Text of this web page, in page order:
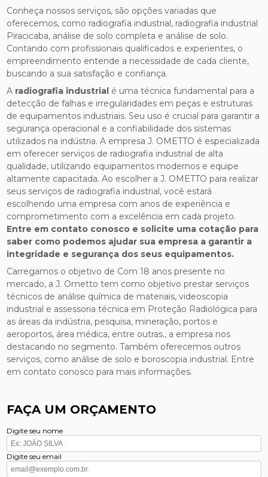
Conheça nossos serviços, são opções variadas que
oferecemos, como radiografia industrial, radiografia industrial
Piracicaba, análise de solo completa e análise de solo.
Contando com profissionais qualificados e experientes, o
empreendimento entende a necessidade de cada cliente,
buscando a sua satisfação e confiança.
A radiografia industrial é uma técnica fundamental para a
detecção de falhas e irregularidades em peças e estruturas
de equipamentos industriais. Seu uso é crucial para garantir a
segurança operacional e a confiabilidade dos sistemas
utilizados na indústria. A empresa J. OMETTO é especializada
em oferecer serviços de radiografia industrial de alta
qualidade, utilizando equipamentos modernos e equipe
altamente capacitada. Ao escolher a J. OMETTO para realizar
seus serviços de radiografia industrial, você estará
escolhendo uma empresa com anos de experiência e
comprometimento com a excelência em cada projeto.
Entre em contato conosco e solicite uma cotação para
saber como podemos ajudar sua empresa a garantir a
integridade e segurança dos seus equipamentos.
Carregamos o objetivo de Com 18 anos presente no
mercado, a J. Ometto tem como objetivo prestar serviços
técnicos de análise química de materiais, videoscopia
industrial e assessoria técnica em Proteção Radiológica para
as áreas da indústria, pesquisa, mineração, portos e
aeroportos, área médica, entre outras., a empresa nos
destacando no segmento. Também oferecemos outros
serviços, como análise de solo e boroscopia industrial. Entre
em contato conosco para mais informações.
FAÇA UM ORÇAMENTO
Digite seu nome
Digite seu email